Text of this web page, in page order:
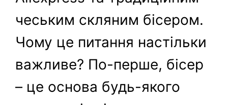
чеським скляним бісером.
Чому це питання настільки
важливе? По-перше, бісер
– це основа будь-якого